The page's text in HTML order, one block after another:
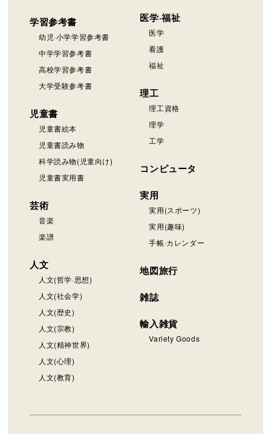
学習参考書
幼児·小学学習参考書
中学学習参考書
高校学習参考書
大学受験参考書
児童書
児童書絵本
児童書読み物
科学読み物(児童向け)
児童書実用書
芸術
音楽
楽譜
人文
人文(哲学·思想)
人文(社会学)
人文(歴史)
人文(宗教)
人文(精神世界)
人文(心理)
人文(教育)
医学·福祉
医学
看護
福祉
理工
理工資格
理学
工学
コンピュータ
実用
実用(スポーツ)
実用(趣味)
手帳·カレンダー
地図旅行
雑誌
輸入雑貨
Variety Goods